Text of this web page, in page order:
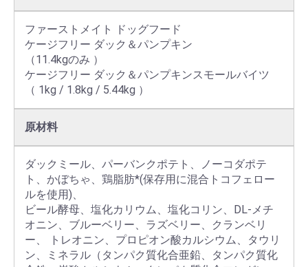
ファーストメイト ドッグフード
ケージフリー ダック＆パンプキン
（11.4kgのみ ）
ケージフリー ダック＆パンプキンスモールバイツ
（ 1kg / 1.8kg / 5.44kg ）
原材料
ダックミール、パーバンクポテト、ノーコダポテ
ト、かぼちゃ、鶏脂肪*(保存用に混合トコフェロー
ルを使用)、
ビール酵母、塩化カリウム、塩化コリン、DL-メチ
オニン、ブルーベリー、ラズベリー、クランベリ
ー、 トレオニン、プロピオン酸カルシウム、タウリ
ン、ミネラル（タンパク質化合亜鉛、タンパク質化